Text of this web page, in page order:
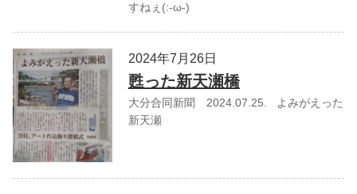
すねぇ(:-ω-)
2024年7月26日
甦った新天瀬橋
大分合同新聞 2024.07.25. よみがえった
新天瀬